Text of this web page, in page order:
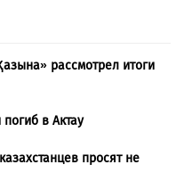
рассмотрел итоги
в Актау
просят не